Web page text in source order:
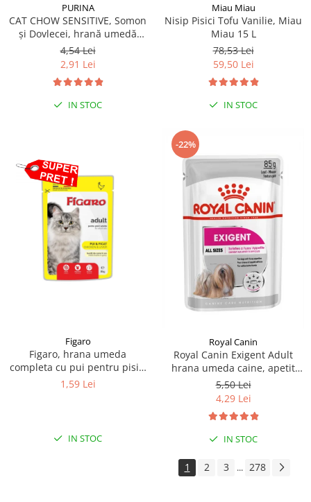
PURINA
CAT CHOW SENSITIVE, Somon
și Dovlecei, hrană umedă
pentru pisici 1x85 g
4,54 Lei
2,91 Lei
IN STOC
Miau Miau
Nisip Pisici Tofu Vanilie, Miau
Miau 15 L
78,53 Lei
59,50 Lei
IN STOC
Figaro
Figaro, hrana umeda
completa cu pui pentru pisici
adulte 85 g
1,59 Lei
IN STOC
-22%
Royal Canin
Royal Canin Exigent Adult
hrana umeda caine, apetit
capricios (Loaf), 85 g
5,50 Lei
4,29 Lei
IN STOC
1 2 3 ... 278